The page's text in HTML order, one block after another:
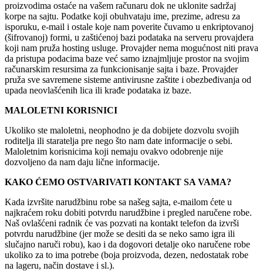
proizvodima ostaće na vašem računaru dok ne uklonite sadržaj
korpe na sajtu. Podatke koji obuhvataju ime, prezime, adresu za
isporuku, e-mail i ostale koje nam poverite čuvamo u enkriptovanoj
(šifrovanoj) formi, u zaštićenoj bazi podataka na serveru provajdera
koji nam pruža hosting usluge. Provajder nema mogućnost niti prava
da pristupa podacima baze već samo iznajmljuje prostor na svojim
računarskim resursima za funkcionisanje sajta i baze. Provajder
pruža sve savremene sisteme antivirusne zaštite i obezbeđivanja od
upada neovlašćenih lica ili krađe podataka iz baze.
MALOLETNI KORISNICI
Ukoliko ste maloletni, neophodno je da dobijete dozvolu svojih
roditelja ili staratelja pre nego što nam date informacije o sebi.
Maloletnim korisnicima koji nemaju ovakvo odobrenje nije
dozvoljeno da nam daju lične informacije.
KAKO ĆEMO OSTVARIVATI KONTAKT SA VAMA?
Kada izvršite narudžbinu robe sa našeg sajta, e-mailom ćete u
najkraćem roku dobiti potvrdu narudžbine i pregled naručene robe.
Naš ovlašćeni radnik će vas pozvati na kontakt telefon da izvrši
potvrdu narudžbine (jer može se desiti da se neko samo igra ili
slučajno naruči robu), kao i da dogovori detalje oko naručene robe
ukoliko za to ima potrebe (boja proizvoda, dezen, nedostatak robe
na lageru, način dostave i sl.).